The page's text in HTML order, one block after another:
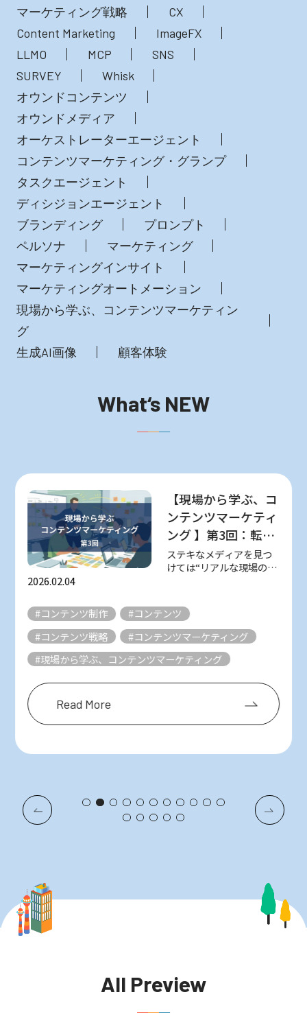
マーケティング戦略
CX
Content Marketing
ImageFX
LLMO
MCP
SNS
SURVEY
Whisk
オウンドコンテンツ
オウンドメディア
オーケストレーターエージェント
コンテンツマーケティング・グランプ
タスクエージェント
ディシジョンエージェント
ブランディング
プロンプト
ペルソナ
マーケティング
マーケティングインサイト
マーケティングオートメーション
現場から学ぶ、コンテンツマーケティン
グ
生成AI画像
顧客体験
What‘s NEW
2026.02.04
【現場から学ぶ、コ
ンテンツマーケティ
ング 】第3回：転職
をゴールにしない！
やさしくて丁寧な求
事百貨』（シゴトヒ
ト）
ステキなメディアを見つ
けては“リアルな現場の知
学ぶ、コンテンツマーケ
ティング」。 様々なメデ
ィアは数多ある星のよう
なもの。 そんな数え切れ
ないほどの星の...
#コンテンツ制作
#コンテンツ
#コンテンツ戦略
#コンテンツマーケティング
#現場から学ぶ、コンテンツマーケティング
Read More
All Preview